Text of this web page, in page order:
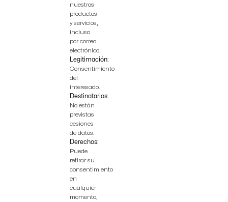
nuestros
productos
y servicios,
incluso
por correo
electrónico.
Legitimación:
Consentimiento
del
interesado.
Destinatarios:
No están
previstas
cesiones
de datos.
Derechos:
Puede
retirar su
consentimiento
en
cualquier
momento,